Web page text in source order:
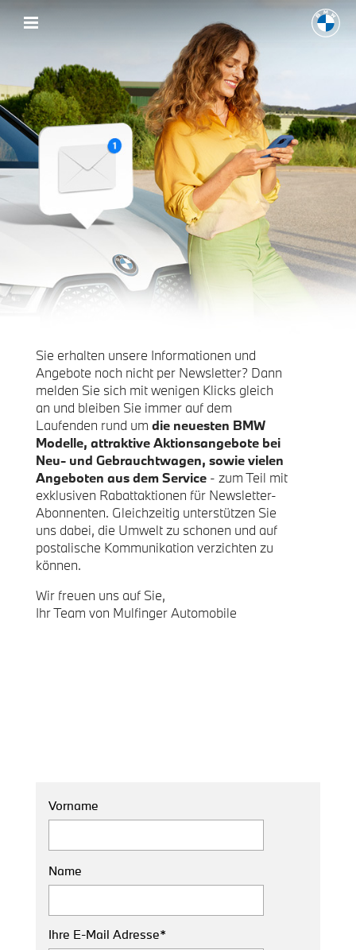
Sie erhalten unsere Informationen und
Angebote noch nicht per Newsletter? Dann
melden Sie sich mit wenigen Klicks gleich
an und bleiben Sie immer auf dem
Laufenden rund um die neuesten BMW
Modelle, attraktive Aktionsangebote bei
Neu- und Gebrauchtwagen, sowie vielen
Angeboten aus dem Service - zum Teil mit
exklusiven Rabattaktionen für Newsletter-
Abonnenten. Gleichzeitig unterstützen Sie
uns dabei, die Umwelt zu schonen und auf
postalische Kommunikation verzichten zu
können.
Wir freuen uns auf Sie,
Ihr Team von Mulfinger Automobile